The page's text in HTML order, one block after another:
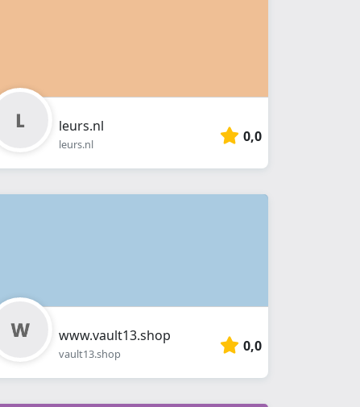
leurs.nl
leurs.nl 0,0
www.vault13.shop
vault13.shop 0,0